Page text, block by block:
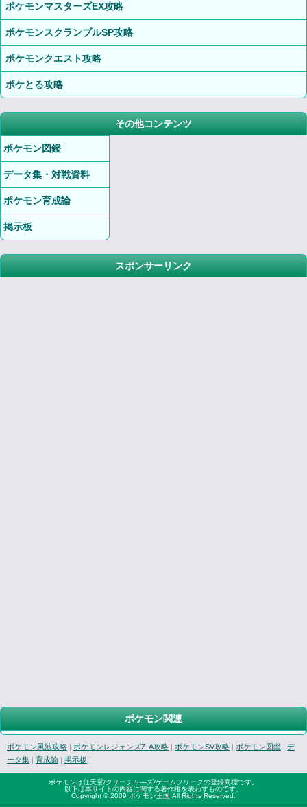
ポケモンマスターズEX攻略
ポケモンスクランブルSP攻略
ポケモンクエスト攻略
ポケとる攻略
その他コンテンツ
ポケモン図鑑
データ集・対戦資料
ポケモン育成論
掲示板
スポンサーリンク
ポケモン関連
ポケモン風波攻略 | ポケモンレジェンズZ-A攻略 | ポケモンSV攻略 | ポケモン図鑑 | デ
ータ集 | 育成論 | 掲示板 |
ポケモンは任天堂/クリーチャ―ズ/ゲームフリークの登録商標です。
以下は本サイトの内容に関する著作権を表わすものです。
Copyright © 2009 ポケモン王国 All Rights Reserved.